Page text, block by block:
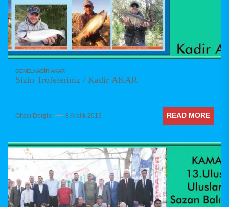
GENELKADIR AKAR
Sizin Trofeleriniz / Kadir AKAR
Oltacı Dergisi 8 Aralık 2019 READ MORE